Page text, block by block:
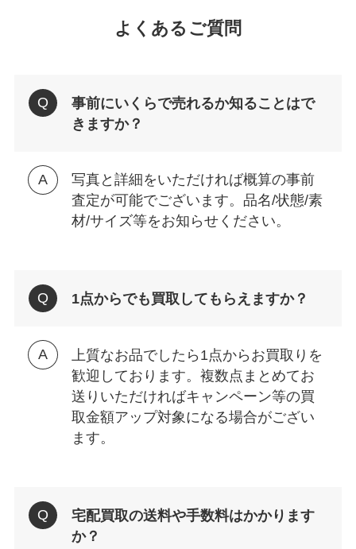
よくあるご質問
事前にいくらで売れるか知ることはで
きますか？
写真と詳細をいただければ概算の事前
査定が可能でございます。品名/状態/素
材/サイズ等をお知らせください。
1点からでも買取してもらえますか？
上質なお品でしたら1点からお買取りを
歓迎しております。複数点まとめてお
送りいただければキャンペーン等の買
取金額アップ対象になる場合がござい
ます。
宅配買取の送料や手数料はかかります
か？